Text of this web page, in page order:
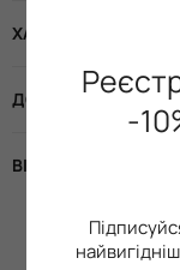
ХАРАКТЕРИСТИКИ
ДОСТАВКА І
ВІДГУКИ (3)
-